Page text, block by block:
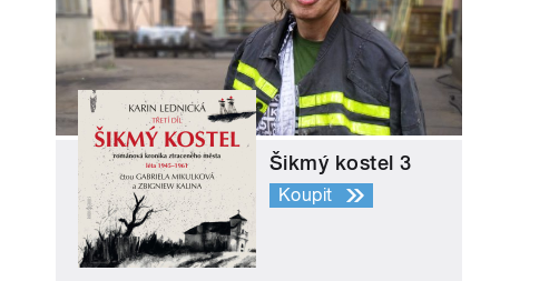
Šikmý kostel 3
Koupit